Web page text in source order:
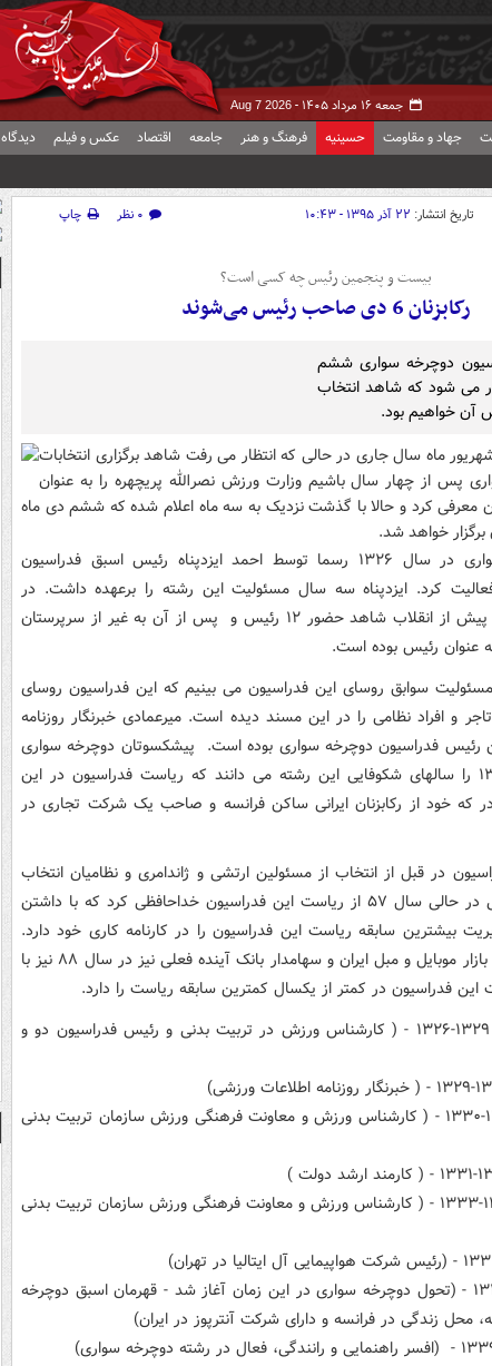
جمعه ۱۶ مرداد ۱۴۰۵ - Aug 7 2026
جهاد و مقاومت حسینیه فرهنگ و هنر جامعه اقتصاد عکس و فیلم دیدگاه
تاریخ انتشار: ۲۲ آذر ۱۳۹۵ - ۱۰:۴۳ ۰ نظر
چاپ
بیست و پنجمین رئیس چه کسی است؟
رکابزنان 6 دی صاحب رئیس می‌شوند
دوچرخه سواری ششم
می شود که شاهد انتخاب
آن خواهیم بود.
10 شهریور ماه سال جاری در حالی که انتظار می رفت شاهد برگزاری انتخابات
پس از چهار سال باشیم وزارت ورزش نصرالله پریچهره را به عنوان
معرفی کرد و حالا با گذشت نزدیک به سه ماه اعلام شده که ششم دی ماه
برگزار خواهد شد.
فدراسیون دوچرخه سواری در سال ۱۳۲۶ رسما توسط احمد ایزدپناه رئیس اسبق فدراسیون
کرد. ایزدپناه سه سال مسئولیت این رشته را برعهده داشت. در
مجموع این فدراسیون پیش از انقلاب شاهد حضور ۱۲ رئیس و پس از آن به غیر از سرپرستان
سوابق روسای این فدراسیون می بینیم که این فدراسیون روسای
و افراد نظامی را در این مسند دیده است. میرعمادی خبرنگار روزنامه
رئیس فدراسیون دوچرخه سواری بوده است. پیشکسوتان دوچرخه سواری
سالهای ۱۳۳۵ تا ۱۳۳۹ را سالهای شکوفایی این رشته می دانند که ریاست فدراسیون در این
که خود از رکابزنان ایرانی ساکن فرانسه و صاحب یک شرکت تجاری در
در قبل از انتخاب از مسئولین ارتشی و ژاندامری و نظامیان انتخاب
می شد. بیژن جهانبانی در حالی سال ۵۷ از ریاست این فدراسیون خداحافظی کرد که با داشتن
بیشترین سابقه ریاست این فدراسیون را در کارنامه کاری خود دارد.
علی انصاری مدیرعامل بازار موبایل و مبل ایران و سهامدار بانک آینده فعلی نیز در سال ۸۸ نیز با
فدراسیون در کمتر از یکسال کمترین سابقه ریاست را دارد.
- استاد احمد ایزدپناه ۱۳۲۹-۱۳۲۶ - ( کارشناس ورزش در تربیت بدنی و رئیس فدراسیون دو و
- احمد ادب خواه ۱۳۳۱-۱۳۳۰ - ( کارشناس ورزش و معاونت فرهنگی ورزش سازمان تربیت بدنی
- احمد ادب خواه ۱۳۳۴-۱۳۳۳ - ( کارشناس ورزش و معاونت فرهنگی ورزش سازمان تربیت بدنی
- اسد بهادر ۱۳۳۹-۱۳۳۵ - (تحول دوچرخه سواری در این زمان آغاز شد - قهرمان اسبق دوچرخه
محل زندگی در فرانسه و دارای شرکت آنترپوز در ایران)